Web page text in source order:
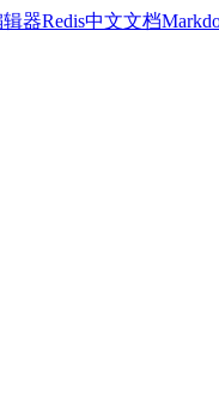
辑器Redis中文文档